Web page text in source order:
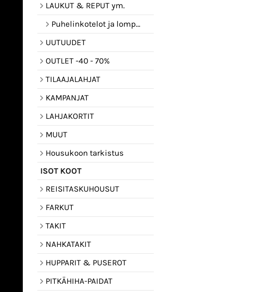
LAUKUT & REPUT ym.
Puhelinkotelot ja lompakot
UUTUUDET
OUTLET -40 - 70%
TILAAJALAHJAT
KAMPANJAT
LAHJAKORTIT
MUUT
Housukoon tarkistus
ISOT KOOT
REISITASKUHOUSUT
FARKUT
TAKIT
NAHKATAKIT
HUPPARIT & PUSEROT
PITKÄHIHA-PAIDAT